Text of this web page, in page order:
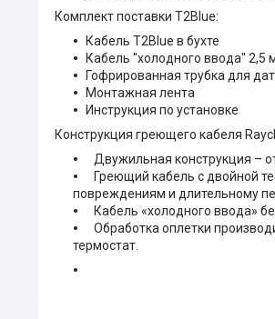
Комплект поставки T2Blue:
Кабель T2Blue в бухте
Кабель "холодного ввода" 2,5
Гофрированная трубка для
Монтажная лента
Инструкция по установке
Конструкция греющего кабеля
Двужильная конструкция –
Греющий кабель с двойной
повреждениям и длительному
Кабель «холодного ввода»
Обработка оплетки
термостат.